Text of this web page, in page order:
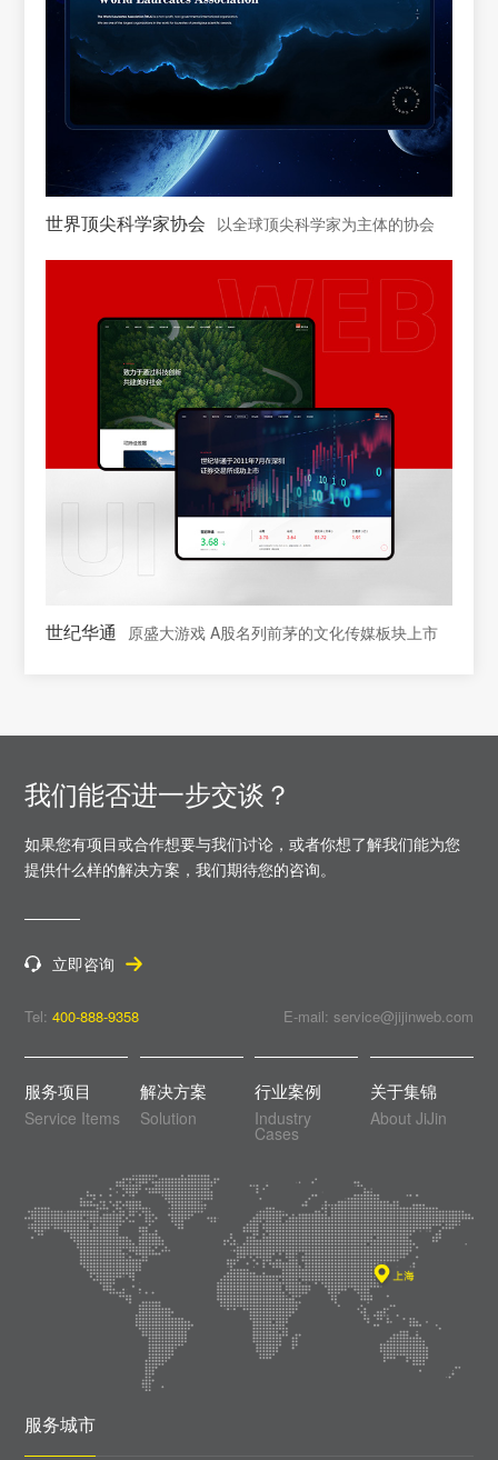
世界顶尖科学家协会 以全球顶尖科学家为主体的协会
世纪华通 原盛大游戏 A股名列前茅的文化传媒板块上市
我们能否进一步交谈？
如果您有项目或合作想要与我们讨论，或者你想了解我们能为您
提供什么样的解决方案，我们期待您的咨询。
立即咨询
Tel:400-888-9358 E-mail: service@jijinweb.com
服务项目
Service Items
解决方案
Solution
行业案例
Industry
Cases
关于集锦
About JiJin
服务城市